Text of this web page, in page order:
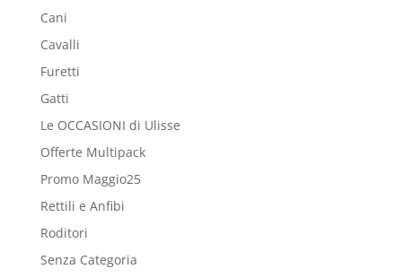
Cani
Cavalli
Furetti
Gatti
Le OCCASIONI di Ulisse
Offerte Multipack
Promo Maggio25
Rettili e Anfibi
Roditori
Senza Categoria